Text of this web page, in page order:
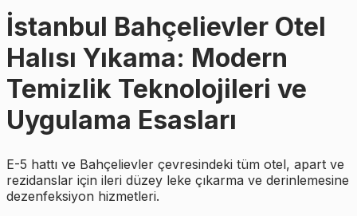
İstanbul Bahçelievler Otel
Halısı Yıkama: Modern
Temizlik Teknolojileri ve
Uygulama Esasları
E-5 hattı ve Bahçelievler çevresindeki tüm otel, apart ve
rezidanslar için ileri düzey leke çıkarma ve derinlemesine
dezenfeksiyon hizmetleri.